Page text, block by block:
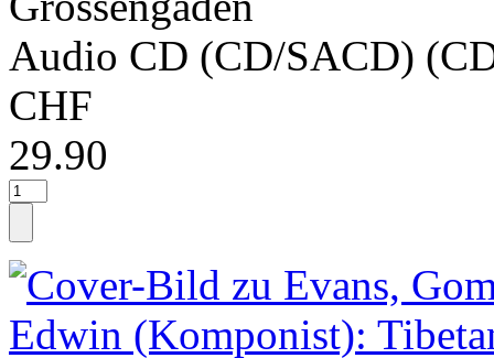
Audio CD (CD/SACD)
CHF
29.90